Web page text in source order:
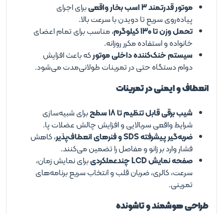
موتور قدرتمند 3 اسب بخار واقعی
برای اجرای
پیاده‌روی سریع تا دویدن با سرعت بالا.
تحمل وزن تا 130 کیلوگرم
، مناسب برای تمام اعضای
خانواده و استفاده مکرر روزانه.
سیستم خنک‌کننده داخلی موتورکه باعث افزایش
دوام دستگاه حتی در تمرینات طولانی‌مدت می‌شود.
انعطاف و ایمنی در تمرینات
شیب برقی قابل تنظیم تا 18 سطح
برای شبیه‌سازی
شرایط واقعی سربالایی و افزایش چالش عضلات پا.
ضربه‌گیر پیشرفته SDS و فنرهای انعطاف‌پذیر
، کاهش
فشار وارد بر زانو و مفاصل را تضمین می‌کنند.
صفحه نمایش LCD چندعملکردی
برای نمایش زمان،
سرعت، کالری، ضربان قلب و انتخاب سریع برنامه‌های
تمرینی.
طراحی هوشمند و تاشونده